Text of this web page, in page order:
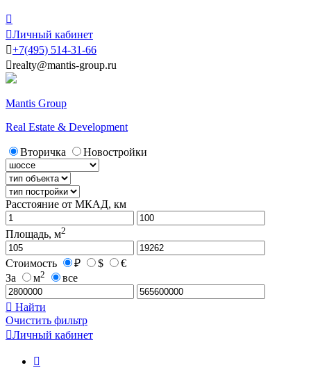

Личный кабинет
+7(495) 514-31-66
realty@mantis-group.ru
Mantis Group
Real Estate & Development
Вторичка Новостройки
Расстояние от МКАД, км
Площадь, м2
Стоимость ₽ $
€
За
м2 все
 Найти
Очистить фильтр
Личный кабинет
